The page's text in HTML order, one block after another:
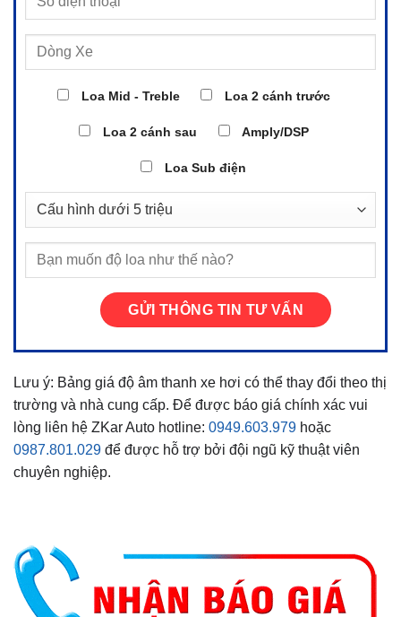
Loa Mid - Treble Loa 2 cánh trước
Loa 2 cánh sau Amply/DSP
Loa Sub điện
Lưu ý: Bảng giá độ âm thanh xe hơi có thể thay đổi theo thị
trường và nhà cung cấp. Để được báo giá chính xác vui
lòng liên hệ ZKar Auto hotline: 0949.603.979 hoặc
0987.801.029 để được hỗ trợ bởi đội ngũ kỹ thuật viên
chuyên nghiệp.